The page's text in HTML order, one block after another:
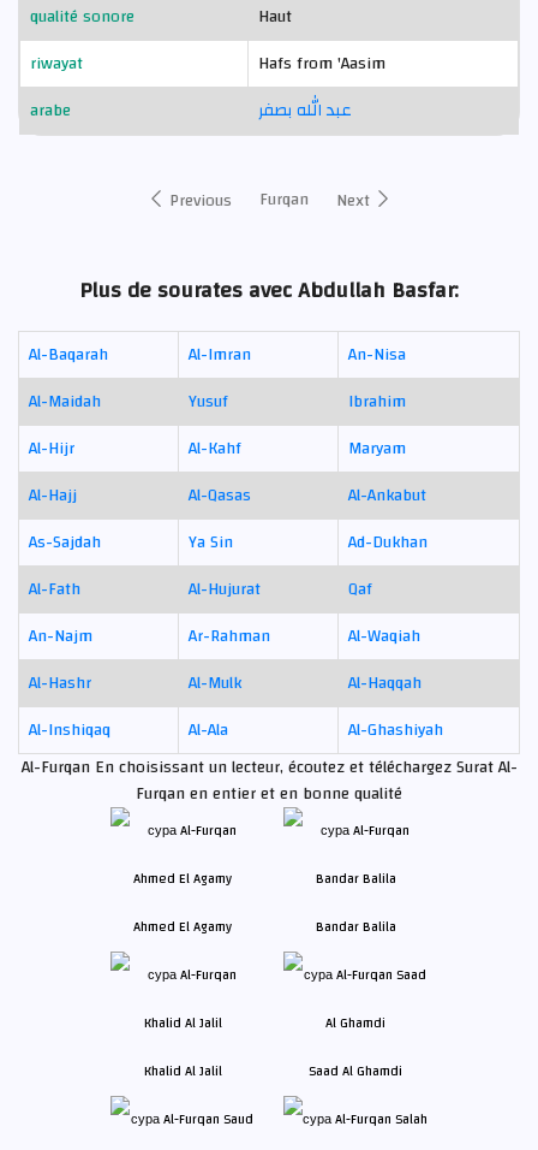
qualité sonore
Haut
riwayat
Hafs from 'Aasim
arabe
عبد الله بصفر
Previous Furqan Next
Plus de sourates avec Abdullah Basfar:
Al-Baqarah Al-Imran
An-Nisa
Al-Maidah
Yusuf
Ibrahim
Al-Hijr
Al-Kahf
Maryam
Al-Hajj
Al-Qasas
Al-Ankabut
As-Sajdah
Ya Sin
Ad-Dukhan
Al-Fath
Al-Hujurat
Qaf
An-Najm
Ar-Rahman
Al-Waqiah
Al-Hashr
Al-Mulk
Al-Haqqah
Al-Inshiqaq
Al-Ala
Al-Ghashiyah
Al-Furqan En choisissant un lecteur, écoutez et téléchargez Surat Al-
Furqan en entier et en bonne qualité
Ahmed El Agamy Bandar Balila
Khalid Al Jalil Saad Al Ghamdi